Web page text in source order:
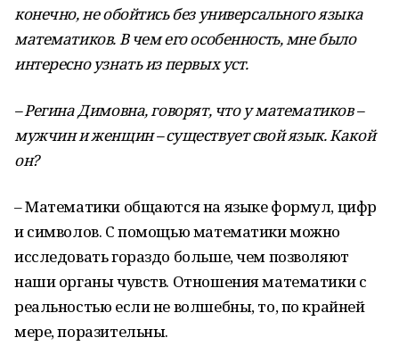
конечно, не обойтись без универсального языка
математиков. В чем его особенность, мне было
интересно узнать из первых уст.
– Регина Димовна, говорят, что у математиков –
мужчин и женщин – существует свой язык. Какой
он?
– Математики общаются на языке формул, цифр
и символов. С помощью математики можно
исследовать гораздо больше, чем позволяют
наши органы чувств. Отношения математики с
реальностью если не волшебны, то, по крайней
мере, поразительны.